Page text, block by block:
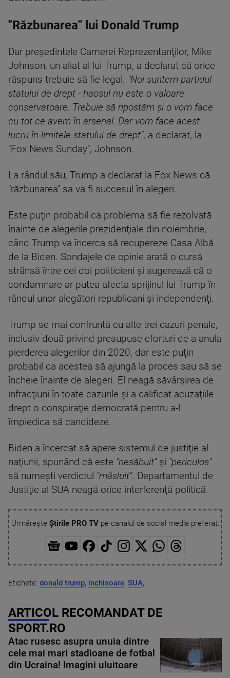
"Răzbunarea" lui Donald Trump
Dar preşedintele Camerei Reprezentanţilor, Mike
Johnson, un aliat al lui Trump, a declarat că orice
răspuns trebuie să fie legal. "Noi suntem partidul
statului de drept - haosul nu este o valoare
conservatoare. Trebuie să ripostăm şi o vom face
cu tot ce avem în arsenal. Dar vom face acest
lucru în limitele statului de drept", a declarat, la
"Fox News Sunday", Johnson.
La rândul său, Trump a declarat la Fox News că
"răzbunarea" sa va fi succesul în alegeri.
Este puţin probabil ca problema să fie rezolvată
înainte de alegerile prezidenţiale din noiembrie,
când Trump va încerca să recupereze Casa Albă
de la Biden. Sondajele de opinie arată o cursă
strânsă între cei doi politicieni şi sugerează că o
condamnare ar putea afecta sprijinul lui Trump în
rândul unor alegători republicani şi independenţi.
Trump se mai confruntă cu alte trei cazuri penale,
inclusiv două privind presupuse eforturi de a anula
pierderea alegerilor din 2020, dar este puţin
probabil ca acestea să ajungă la proces sau să se
încheie înainte de alegeri. El neagă săvârşirea de
infracţiuni în toate cazurile şi a calificat acuzaţiile
drept o conspiraţie democrată pentru a-l
împiedica să candideze.
Biden a încercat să apere sistemul de justiţie al
naţiunii, spunând că este "nesăbuit"şi "periculos"
să numeşti verdictul "măsluit". Departamentul de
Justiţie al SUA neagă orice interferenţă politică.
Urmărește Știrile PRO TVpe canalul de social media preferat:
Etichete: donald trump, inchisoare, SUA,
ARTICOL RECOMANDAT DE
SPORT.RO
Atac rusesc asupra unuia dintre
cele mai mari stadioane de fotbal
din Ucraina! Imagini uluitoare